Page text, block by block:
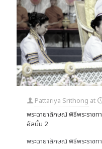
Pattariya Srithong at
พระฉายาลักษณ์ พิธีพระราช
อัลบั้ม 2
พระฉายาลักษณ์ พิธีพระราชทา